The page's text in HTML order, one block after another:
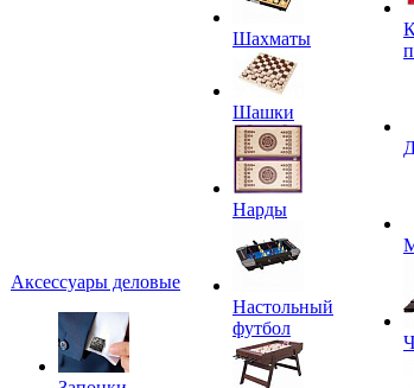
Аксессуары деловые
Шахматы
Шашки
Нарды
Настольный
футбол